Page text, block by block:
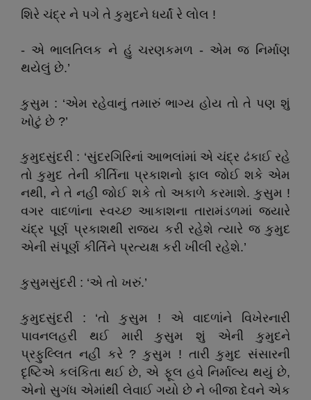
શિરે ચંદ્ર ને પગે તે કુમુદને ધર્યાં રે લોલ !
- એ ભાલતિલક ને હું ચરણકમળ - એમ જ નિર્માણ
થયેલું છે.’
કુસુમ : ‘એમ રહેવાનું તમારું ભાગ્ય હોય તો તે પણ શું
ખોટું છે ?’
કુમુદસુંદરી : ‘સુંદરગિરિનાં આભલાંમાં એ ચંદ્ર ઢંકાઈ રહે
તો કુમુદ તેની કીર્તિના પ્રકાશનો ફાલ જોઈ શકે એમ
નથી, ને તે નહીં જોઈ શકે તો અકાળે કરમાશે. કુસુમ !
વગર વાદળાંના સ્વચ્છ આકાશના તારામંડળમાં જ્યારે
ચંદ્ર પૂર્ણ પ્રકાશથી રાજ્ય કરી રહેશે ત્યારે જ કુમુદ
એની સંપૂર્ણ કીર્તિને પ્રત્યક્ષ કરી ખીલી રહેશે.’
કુસુમસુંદરી : ‘એ તો ખરું.’
કુમુદસુંદરી : ‘તો કુસુમ ! એ વાદળાંને વિખેરનારી
પાવનલહરી થઈ મારી કુસુમ શું એની કુમુદને
પ્રફુલ્લિત નહીં કરે ? કુસુમ ! તારી કુમુદ સંસારની
દૃષ્ટિએ કલંકિતા થઈ છે, એ ફૂલ હવે નિર્માલ્ય થયું છે,
એનો સુગંધ એમાંથી લેવાઈ ગયો છે ને બીજા દેવને એક